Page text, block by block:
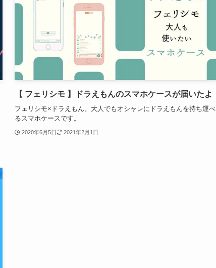
【 フェリシモ 】ドラえもんのスマホケースが届いたよ
フェリシモ×ドラえもん。大人でもオシャレにドラえもんを持ち運べ
るスマホケースです。
2020年6月5日 2021年2月1日